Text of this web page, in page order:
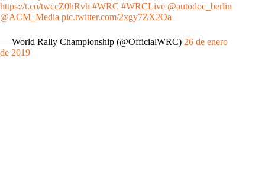
https://t.co/twccZ0hRvh #WRC #WRCLive @autodoc_berlin
@ACM_Media pic.twitter.com/2xgy7ZX2Oa
— World Rally Championship (@OfficialWRC) 26 de enero
de 2019